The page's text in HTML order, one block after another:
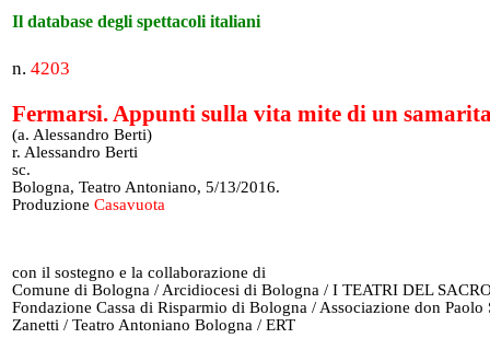
Il database degli spettacoli italiani
n. 4203
Fermarsi. Appunti sulla vita mite di un
(a. Alessandro Berti)
r. Alessandro Berti
sc.
Bologna, Teatro Antoniano, 5/13/2016.
Produzione Casavuota
con il sostegno e la collaborazione di
Comune di Bologna / Arcidiocesi di Bologna / I TEATRI DEL
Fondazione Cassa di Risparmio di Bologna / Associazione don Paolo
Zanetti / Teatro Antoniano Bologna / ERT